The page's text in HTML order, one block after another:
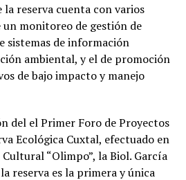
reserva cuenta con varios
un monitoreo de gestión de
sistemas de información
ambiental, y el de promoción
de bajo impacto y manejo
del el Primer Foro de Proyectos
Ecológica Cuxtal, efectuado en
“Olimpo”, la Biol. García
reserva es la primera y única